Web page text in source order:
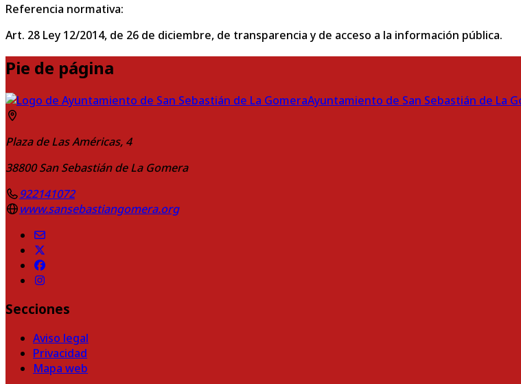
Referencia normativa:
Art. 28 Ley 12/2014, de 26 de diciembre, de transparencia y de acceso a la información pública.
Pie de página
Ayuntamiento de San Sebastián de La
Plaza de Las Américas, 4
38800 San Sebastián de La Gomera
922141072
www.sansebastiangomera.org
Secciones
Aviso legal
Privacidad
Mapa web